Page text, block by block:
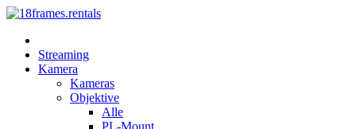
Streaming
Kamera
Kameras
Objektive
Alle
PL-Mount